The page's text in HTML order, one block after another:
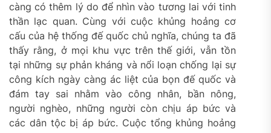
càng có thêm lý do để nhìn vào tương lai với tinh
thần lạc quan. Cùng với cuộc khủng hoảng cơ
cấu của hệ thống đế quốc chủ nghĩa, chúng ta đã
thấy rằng, ở mọi khu vực trên thế giới, vẫn tồn
tại những sự phản kháng và nổi loạn chống lại sự
công kích ngày càng ác liệt của bọn đế quốc và
đám tay sai nhằm vào công nhân, bần nông,
người nghèo, những người còn chịu áp bức và
các dân tộc bị áp bức. Cuộc tổng khủng hoảng